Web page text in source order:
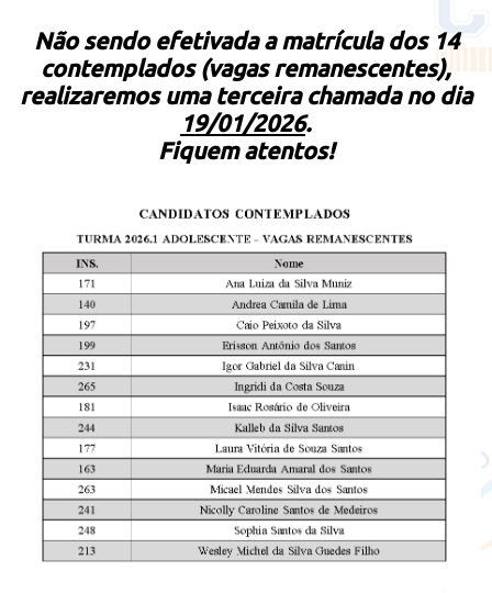
Não sendo efetivada a matrícula dos 14
contemplados (vagas remanescentes),
realizaremos uma terceira chamada no dia
19/01/2026.
Fiquem atentos!